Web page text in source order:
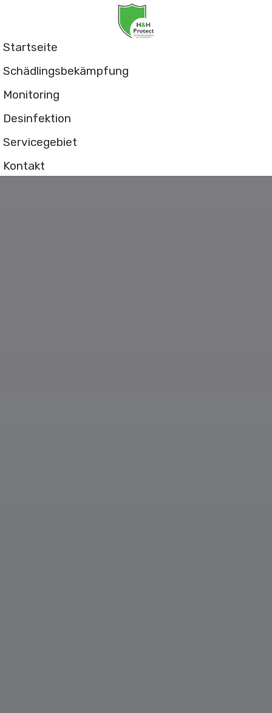
Startseite
Schädlingsbekämpfung
Monitoring
Desinfektion
Servicegebiet
Kontakt